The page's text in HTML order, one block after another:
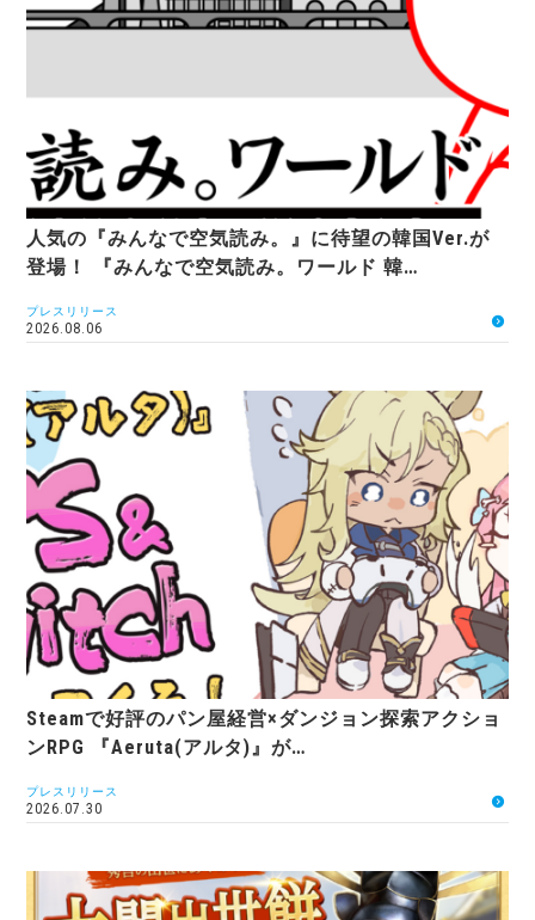
人気の『みんなで空気読み。』に待望の韓国Ver.が
登場！ 『みんなで空気読み。ワールド 韓…
プレスリリース
2026.08.06
Steamで好評のパン屋経営×ダンジョン探索アクショ
ンRPG 『Aeruta(アルタ)』が…
プレスリリース
2026.07.30